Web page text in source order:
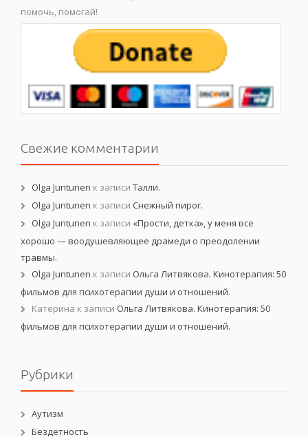
помочь, помогай!
Свежие комментарии
Olga Juntunen к записи Талли.
Olga Juntunen к записи Снежный пирог.
Olga Juntunen к записи «Прости, детка», у меня все
хорошо — воодушевляющее драмеди о преодолении
травмы.
Olga Juntunen к записи Ольга Литвякова. Кинотерапия: 50
фильмов для психотерапии души и отношений.
Катерина к записи Ольга Литвякова. Кинотерапия: 50
фильмов для психотерапии души и отношений.
Рубрики
Аутизм
Бездетность